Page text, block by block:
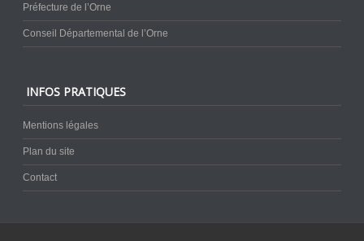
Préfecture de l’Orne
Conseil Départemental de l’Orne
INFOS PRATIQUES
Mentions légales
Plan du site
Contact